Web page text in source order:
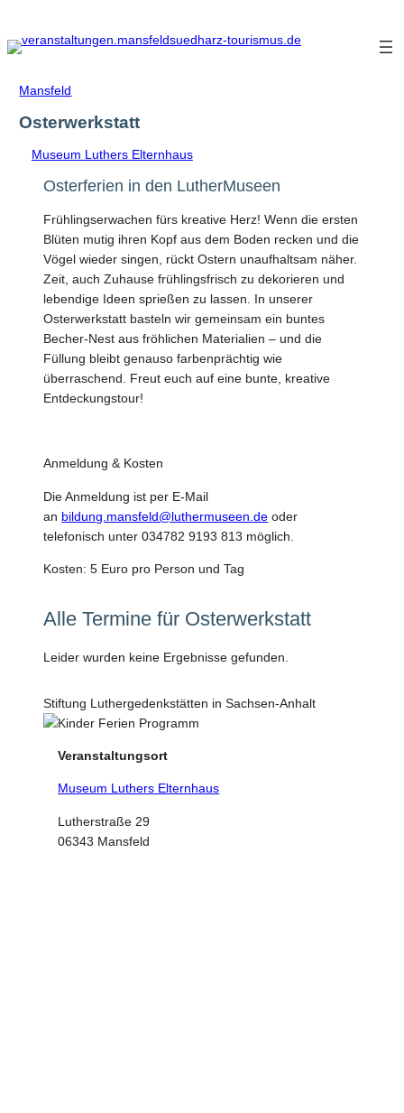
Inhalt
springen
Mansfeld
Osterwerkstatt
Museum Luthers Elternhaus
Osterferien in den LutherMuseen
Frühlingserwachen fürs kreative Herz! Wenn die ersten
Blüten mutig ihren Kopf aus dem Boden recken und die
Vögel wieder singen, rückt Ostern unaufhaltsam näher.
Zeit, auch Zuhause frühlingsfrisch zu dekorieren und
lebendige Ideen sprießen zu lassen. In unserer
Osterwerkstatt basteln wir gemeinsam ein buntes
Becher-Nest aus fröhlichen Materialien – und die
Füllung bleibt genauso farbenprächtig wie
überraschend. Freut euch auf eine bunte, kreative
Entdeckungstour!
Anmeldung & Kosten
Die Anmeldung ist per E-Mail
an bildung.mansfeld@luthermuseen.de oder
telefonisch unter 034782 9193 813 möglich.
Kosten: 5 Euro pro Person und Tag
Alle Termine für Osterwerkstatt
Leider wurden keine Ergebnisse gefunden.
Stiftung Luthergedenkstätten in Sachsen-Anhalt
Veranstaltungsort
Museum Luthers Elternhaus
Lutherstraße 29
06343 Mansfeld